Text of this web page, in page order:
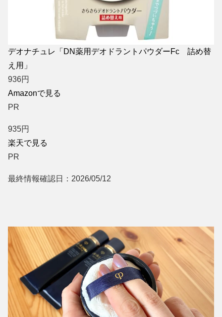
デオナチュレ「DN薬用デオドラントパウダーFc 詰め替
え用」
936円
Amazonで見る
PR
935円
楽天で見る
PR
最終情報確認日：2026/05/12